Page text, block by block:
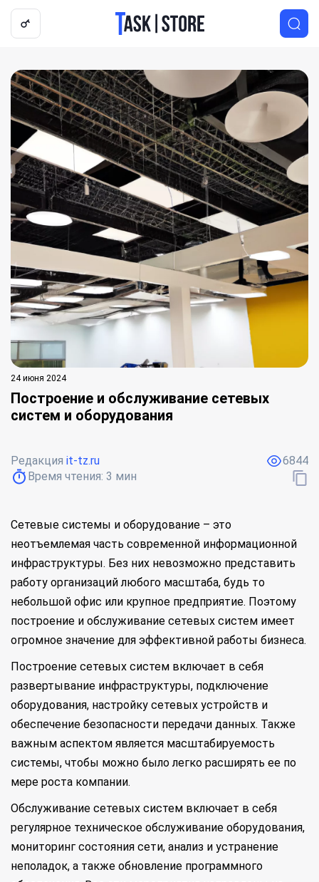
Логотип
24 июня 2024
Построение и обслуживание сетевых
систем и оборудования
Редакция it-tz.ru
Время чтения: 3 мин
6844
Сетевые системы и оборудование – это
неотъемлемая часть современной информационной
инфраструктуры. Без них невозможно представить
работу организаций любого масштаба, будь то
небольшой офис или крупное предприятие. Поэтому
построение и обслуживание сетевых систем имеет
огромное значение для эффективной работы бизнеса.
Построение сетевых систем включает в себя
развертывание инфраструктуры, подключение
оборудования, настройку сетевых устройств и
обеспечение безопасности передачи данных. Также
важным аспектом является масштабируемость
системы, чтобы можно было легко расширять ее по
мере роста компании.
Обслуживание сетевых систем включает в себя
регулярное техническое обслуживание оборудования,
мониторинг состояния сети, анализ и устранение
неполадок, а также обновление программного